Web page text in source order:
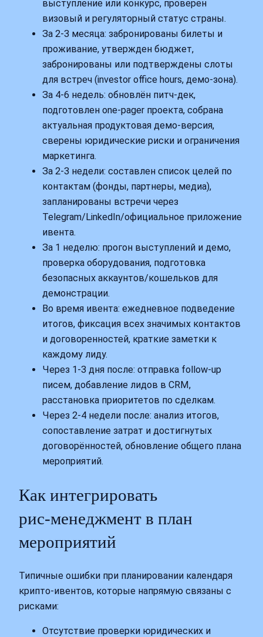
выступление или конкурс, проверен
визовый и регуляторный статус страны.
За 2-3 месяца: забронированы билеты и
проживание, утвержден бюджет,
забронированы или подтверждены слоты
для встреч (investor office hours, демо‑зона).
За 4-6 недель: обновлён питч‑дек,
подготовлен one‑pager проекта, собрана
актуальная продуктовая демо‑версия,
сверены юридические риски и ограничения
маркетинга.
За 2-3 недели: составлен список целей по
контактам (фонды, партнеры, медиа),
запланированы встречи через
Telegram/LinkedIn/официальное приложение
ивента.
За 1 неделю: прогон выступлений и демо,
проверка оборудования, подготовка
безопасных аккаунтов/кошельков для
демонстрации.
Во время ивента: ежедневное подведение
итогов, фиксация всех значимых контактов
и договоренностей, краткие заметки к
каждому лиду.
Через 1-3 дня после: отправка follow‑up
писем, добавление лидов в CRM,
расстановка приоритетов по сделкам.
Через 2-4 недели после: анализ итогов,
сопоставление затрат и достигнутых
договорённостей, обновление общего плана
мероприятий.
Как интегрировать
рис‑менеджмент в план
мероприятий
Типичные ошибки при планировании календаря
крипто‑ивентов, которые напрямую связаны с
рисками:
Отсутствие проверки юридических и